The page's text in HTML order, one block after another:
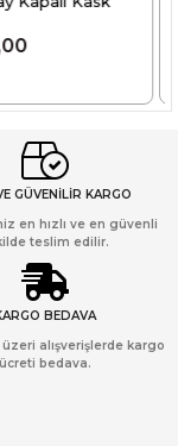
1
GÜVENİLİR KARGO
en hızlı ve en güvenli
teslim edilir.
BEDAVA
alışverişlerde kargo
ücreti bedava.